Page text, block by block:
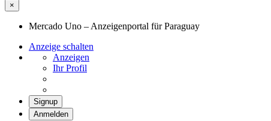
×
Mercado Uno – Anzeigenportal für Paraguay
Anzeige schalten
Anzeigen
Ihr Profil
Signup
Anmelden